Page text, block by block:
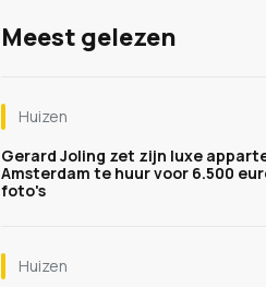
Meest gelezen
Huizen
Gerard Joling zet zijn luxe
Amsterdam te huur voor 6.500
foto's
Huizen